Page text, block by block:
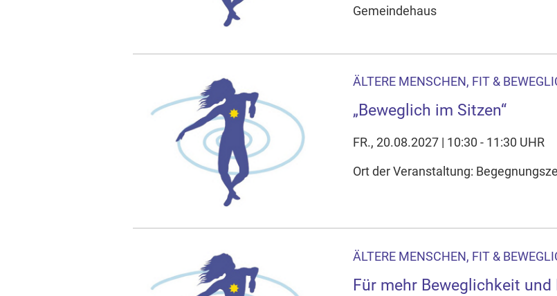
Gemeindehaus
ÄLTERE MENSCHEN, FIT &
„Beweglich im Sitzen“
FR., 20.08.2027 | 10:30 - 11:30 UHR
Ort der Veranstaltung:
ÄLTERE MENSCHEN, FIT &
Für mehr Beweglichkeit